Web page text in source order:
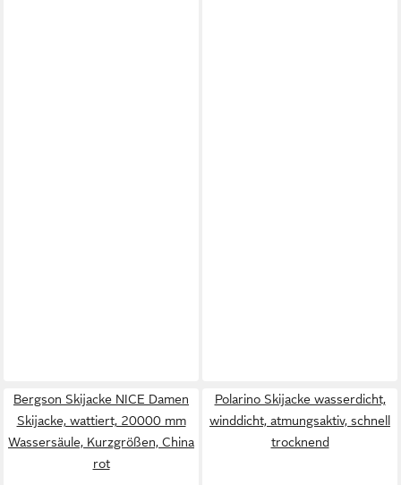
Bergson Skijacke NICE Damen
Skijacke, wattiert, 20000 mm
Wassersäule, Kurzgrößen, China
rot
Polarino Skijacke wasserdicht,
winddicht, atmungsaktiv, schnell
trocknend